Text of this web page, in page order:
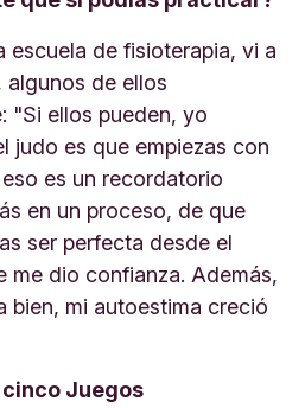
escuela de fisioterapia, vi a
algunos de ellos
"Si ellos pueden, yo
judo es que empiezas con
es un recordatorio
en un proceso, de que
ser perfecta desde el
me dio confianza. Además,
bien, mi autoestima creció
cinco Juegos